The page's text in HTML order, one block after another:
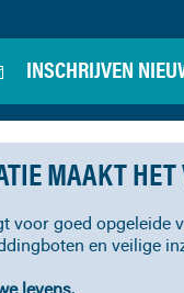
INSCHRIJVEN
MAAKT
voor goed opgeleide
en veilige